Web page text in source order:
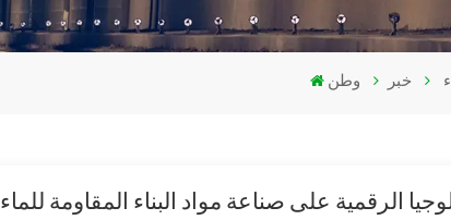
وطن خبر
الرقمية على صناعة مواد البناء المقاومة للماء